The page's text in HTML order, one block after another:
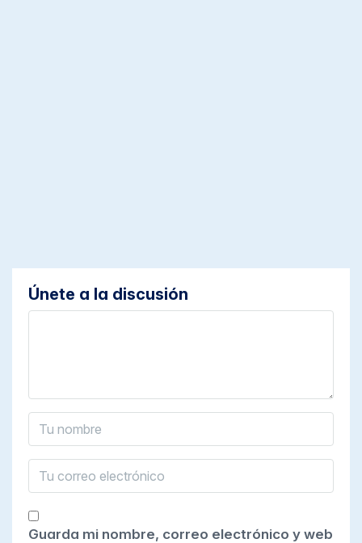
Únete a la discusión
Guarda mi nombre, correo electrónico y web